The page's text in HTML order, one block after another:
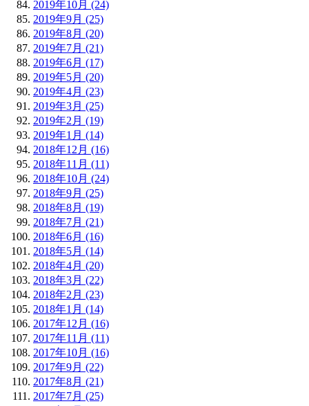
2019年10月 (24)
2019年9月 (25)
2019年8月 (20)
2019年7月 (21)
2019年6月 (17)
2019年5月 (20)
2019年4月 (23)
2019年3月 (25)
2019年2月 (19)
2019年1月 (14)
2018年12月 (16)
2018年11月 (11)
2018年10月 (24)
2018年9月 (25)
2018年8月 (19)
2018年7月 (21)
2018年6月 (16)
2018年5月 (14)
2018年4月 (20)
2018年3月 (22)
2018年2月 (23)
2018年1月 (14)
2017年12月 (16)
2017年11月 (11)
2017年10月 (16)
2017年9月 (22)
2017年8月 (21)
2017年7月 (25)